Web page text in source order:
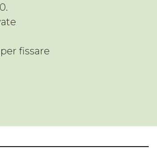
fissare